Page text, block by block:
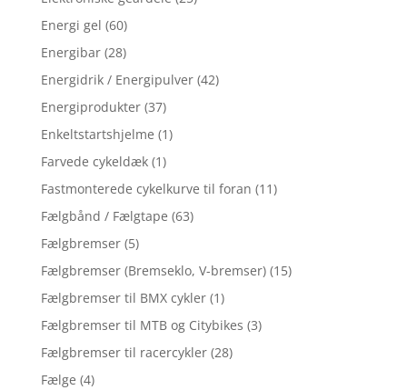
Energi gel (60)
Energibar (28)
Energidrik / Energipulver (42)
Energiprodukter (37)
Enkeltstartshjelme (1)
Farvede cykeldæk (1)
Fastmonterede cykelkurve til foran (11)
Fælgbånd / Fælgtape (63)
Fælgbremser (5)
Fælgbremser (Bremseklo, V-bremser) (15)
Fælgbremser til BMX cykler (1)
Fælgbremser til MTB og Citybikes (3)
Fælgbremser til racercykler (28)
Fælge (4)